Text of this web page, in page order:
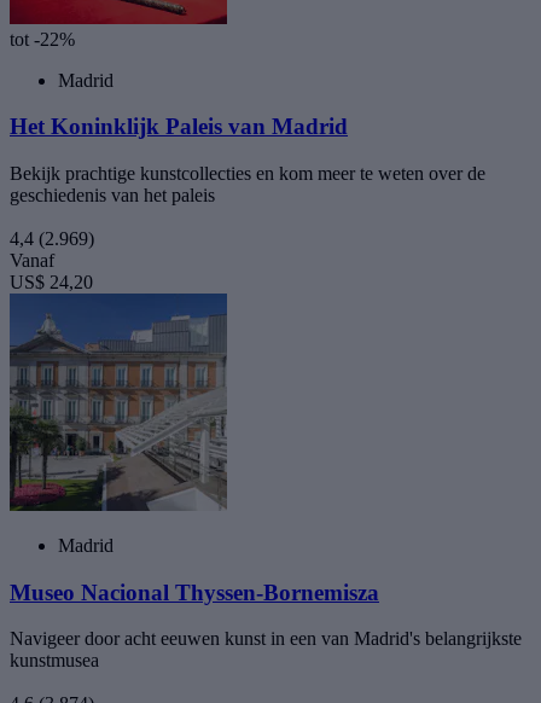
tot -22%
Madrid
Het Koninklijk Paleis van Madrid
Bekijk prachtige kunstcollecties en kom meer te weten over de
geschiedenis van het paleis
4,4 (2.969)
Vanaf
US$ 24,20
Madrid
Museo Nacional Thyssen-Bornemisza
Navigeer door acht eeuwen kunst in een van Madrid's belangrijkste
kunstmusea